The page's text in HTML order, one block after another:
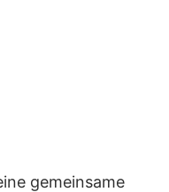
gemeinsame